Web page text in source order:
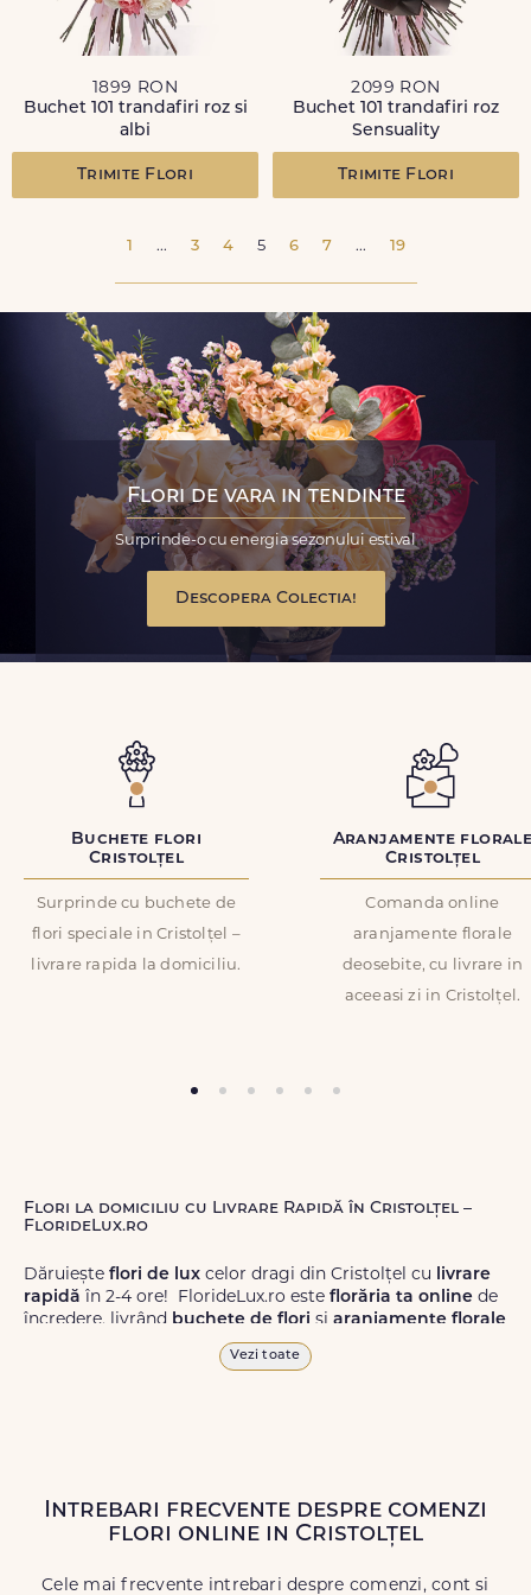
1899 RON
Buchet 101 trandafiri roz si
albi
Trimite Flori
2099 RON
Buchet 101 trandafiri roz
Sensuality
Trimite Flori
1 ... 3 4 5 6 7 ... 19
Flori de vara in tendinte
Surprinde-o cu energia sezonului estival
Descopera Colectia!
Buchete flori
Cristolțel
Surprinde cu buchete de
flori speciale in Cristolțel –
livrare rapida la domiciliu.
Aranjamente
Cristolțel
Comanda online
aranjamente florale
deosebite, cu livrare in
aceeasi zi in Cristolțel.
Flori la domiciliu cu Livrare Rapidă în Cristolțel –
FlorideLux.ro
Dăruiește flori de lux celor dragi din Cristolțel cu livrare
rapidă în 2-4 ore! FlorideLux.ro este florăria ta online de
încredere, livrând buchete de flori și aranjamente florale
de calitate superioară în Cristolțel și în toată România.
Livrăm buchete de florichiar și în weekend, pentru ca tu
să poți adresa un gest frumos atunci când ai nevoie.
Vezi toate
Intrebari frecvente despre comenzi
flori online in Cristolțel
Cele mai frecvente intrebari despre comenzi, cont si